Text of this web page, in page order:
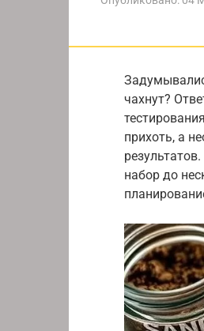
чахнут?
прихоть, а
набор до